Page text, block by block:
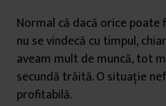
Normal că dacă orice poate
nu se vindecă cu timpul,
aveam mult de muncă, tot
secundă trăită. O situație
profitabilă.